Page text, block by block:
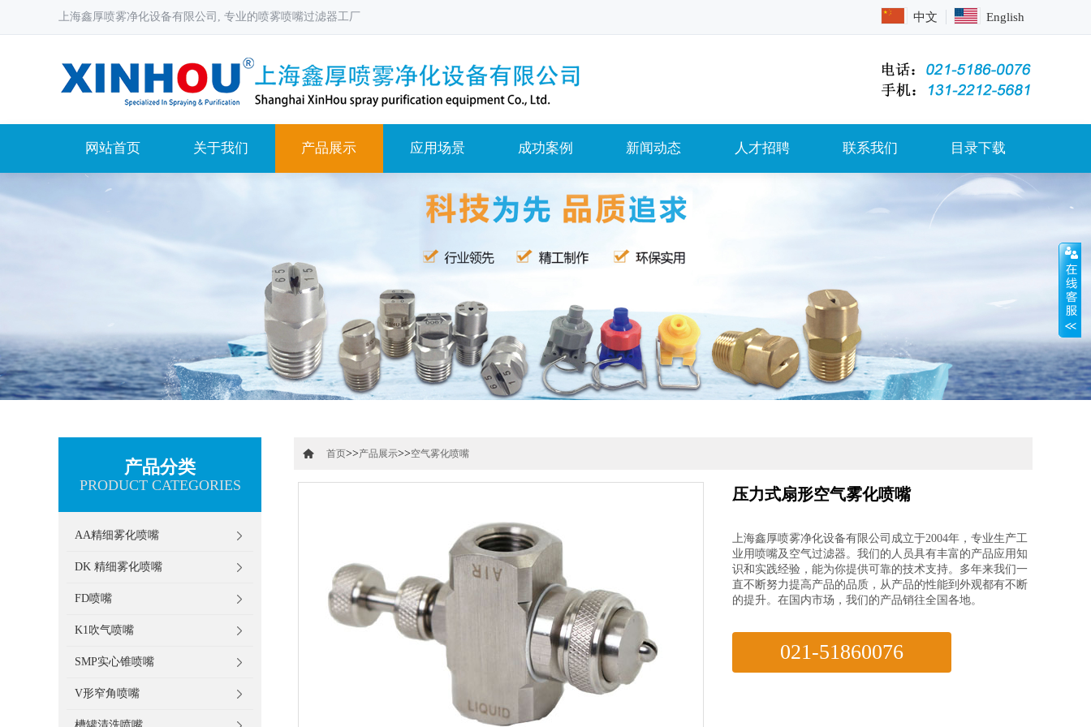
上海鑫厚喷雾净化设备有限公司, 专业的喷雾喷嘴过滤器工厂 中文 English
网站首页 关于我们 产品展示 应用场景 成功案例 新闻动态 人才招聘 联系我们 目录下载
产品分类
PRODUCT CATEGORIES
AA精细雾化喷嘴
DK 精细雾化喷嘴
FD喷嘴
K1吹气喷嘴
SMP实心锥喷嘴
V形窄角喷嘴
首页>>产品展示>>空气雾化喷嘴
压力式扇形空气雾化喷嘴
上海鑫厚喷雾净化设备有限公司成立于2004年，专业生产工
业用喷嘴及空气过滤器。我们的人员具有丰富的产品应用知
识和实践经验，能为你提供可靠的技术支持。多年来我们一
直不断努力提高产品的品质，从产品的性能到外观都有不断
的提升。在国内市场，我们的产品销往全国各地。
021-51860076